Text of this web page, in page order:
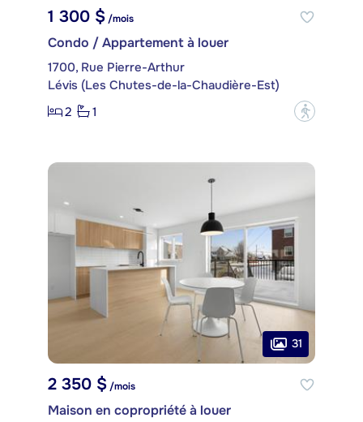
1 300 $/mois
Condo / Appartement à louer
1700, Rue Pierre-Arthur
Lévis (Les Chutes-de-la-Chaudière-Est)
2
1 ?
31
2 350 $ /mois
Maison en copropriété à louer